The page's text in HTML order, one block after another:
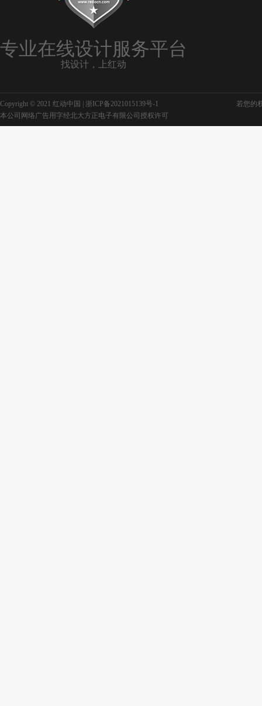
专业在线设计服务平台
找设计，上红动
Copyright © 2021 红动中国 | 浙ICP备2021015139号-1
若您的
本公司网络广告用字经北大方正电子有限公司授权许可